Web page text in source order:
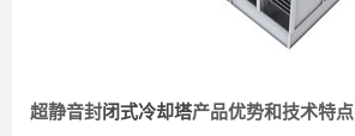
超静音封闭式冷却塔产品优势和技术特点